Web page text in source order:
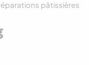
pâtissières